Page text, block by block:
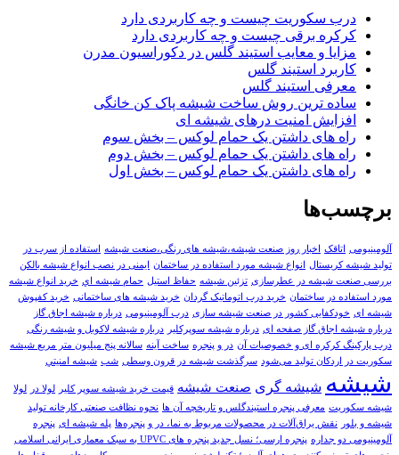
درب سکوریت چیست و چه کاربردی دارد
کرکره برقی چیست و چه کاربردی دارد
مزایا و معایب استیند گلس در دکوراسیون مدرن
کاربرد استیند گلس
معرفی استیند گلس
ساده ترین روش ساخت شیشه پاک کن خانگی
افزایش امنیت درهای شیشه ای
راه های داشتن یک حمام لوکس – بخش سوم
راه های داشتن یک حمام لوکس – بخش دوم
راه های داشتن یک حمام لوکس – بخش اول
برچسب‌ها
آلومینیومی اتاقک اخبار روز صنعت شیشه،شیشه های رنگی،صنعت شیشه
استفاده از سرب در
تولید شیشه کریستال
انواع شیشه مورد استفاده در ساختمان
ایمنی در نصب انواع شیشه بالکن
بررسی صنعت شیشه در عطرسازی تزئین شیشه حفاظ استیل حمام شيشه اي خرید انواع شیشه
مورد استفاده در ساختمان خرید درب اتوماتیک گردان خرید شیشه های ساختمانی خرید کفپوش
شیشه ای خودکفایی کشور در صنعت شیشه سازی درب آلومینیومی درباره شیشه اجاق گاز
درباره شیشه اجاق گاز صفحه ای درباره شیشه سوپرکلیر
درباره شیشه لاکوبل و شیشه رنگی
درب پارکینگ کرکره ای و خصوصیات آن در و پنجره ساخت آینه سالانه پنج میلیون متر مربع شیشه
سکوریت در اردکان تولید می‌شود سرگذشت شیشه در قرون وسطی شب شيشه امنيتي
شیشه شیشه گری صنعت شيشه قیمت خرید شیشه سوپر کلیر لولا در
لولا
شیشه سکوریت معرفی پنجره استیندگلس و تاریخچه آن ها
نحوه نظافت صنعتی کارخانه تولید
شیشه و بلور
نقش یراق‌آلات در محصولات مربوط به نما، در و پنجره‌ها پله شیشه ای پنجره
آلومینیومی دو جداره پنجره ارسی؛ نسل جدید پنجره های UPVC به سبک معماری ایرانی اسلامی